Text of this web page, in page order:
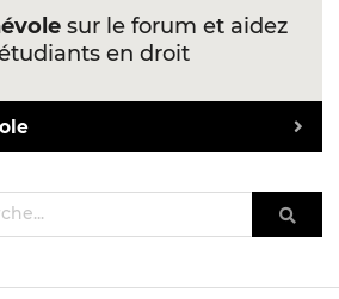
sur le forum et aidez
en droit